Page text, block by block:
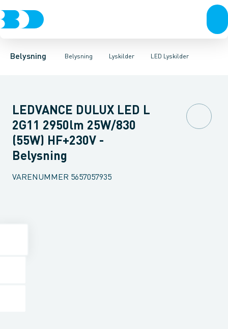
Belysning Belysning
Belysning Lyskilder
LyskilderBelysningsarmaturerLysstyringTilbehør til
LED Lyskilder
LED Lyskilder LysrørUV-LampeMetalhalogen
LEDVANCE DULUX LED L
2G11 2950lm 25W/830
(55W) HF+230V -
Belysning
VARENUMMER 5657057935